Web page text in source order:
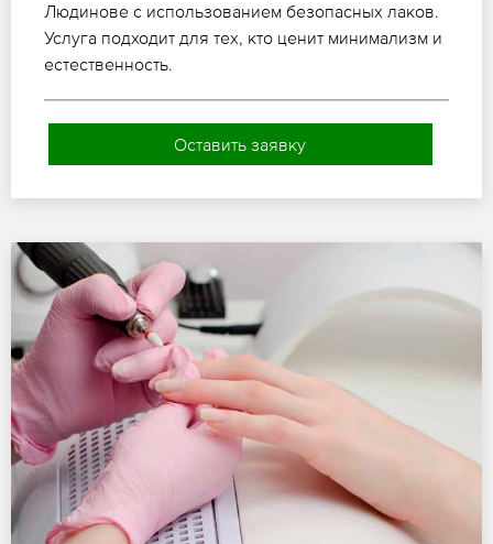
Людинове с использованием безопасных лаков.
Услуга подходит для тех, кто ценит минимализм и
естественность.
Оставить заявку